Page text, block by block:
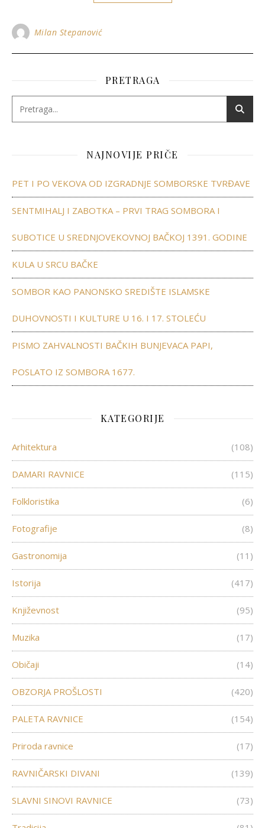
Milan Stepanović
PRETRAGA
NAJNOVIJE PRIČE
PET I PO VEKOVA OD IZGRADNJE SOMBORSKE TVRĐAVE
SENTMIHALJ I ZABOTKA – PRVI TRAG SOMBORA I
SUBOTICE U SREDNJOVEKOVNOJ BAČKOJ 1391. GODINE
KULA U SRCU BAČKE
SOMBOR KAO PANONSKO SREDIŠTE ISLAMSKE
DUHOVNOSTI I KULTURE U 16. I 17. STOLEĆU
PISMO ZAHVALNOSTI BAČKIH BUNJEVACA PAPI,
POSLATO IZ SOMBORA 1677.
KATEGORIJE
Arhitektura (108)
DAMARI RAVNICE (115)
Folkloristika (6)
Fotografije (8)
Gastronomija (11)
Istorija (417)
Književnost (95)
Muzika (17)
Običaji (14)
OBZORJA PROŠLOSTI (420)
PALETA RAVNICE (154)
Priroda ravnice (17)
RAVNIČARSKI DIVANI (139)
SLAVNI SINOVI RAVNICE (73)